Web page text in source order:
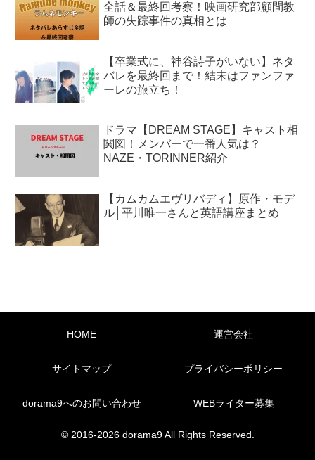
全話＆最終回考察！映画研究部顧問教
師の失踪事件の真相とは
【卒業式に、神谷詩子がいない】ネタ
バレを最終回まで！結末はファンファ
ーレの旅立ち！
ドラマ【DREAM STAGE】キャスト相
関図！メンバーで一番人気は？
NAZE・TORINNER紹介
【カムカムエヴリバディ】原作・モデ
ル│平川唯一さんと英語講座まとめ
HOME 運営会社
サイトマップ プライバシーポリシー
dorama9へのお問い合わせ WEBライター募集
© 2016-2026 dorama9 All Rights Reserved.